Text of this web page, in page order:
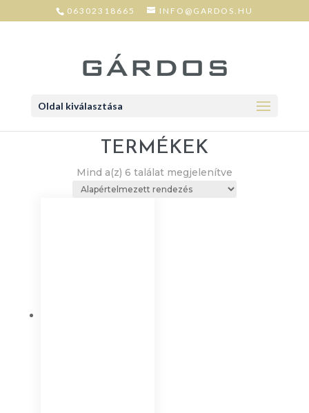
06302318665 INFO@GARDOS.HU
Oldal kiválasztása
TERMÉKEK
Mind a(z) 6 találat megjelenítve